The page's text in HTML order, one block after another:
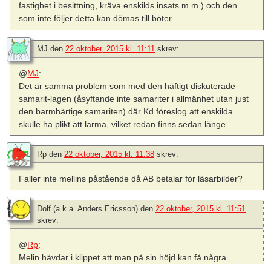
fastighet i besittning, kräva enskilds insats m.m.) och den
som inte följer detta kan dömas till böter.
MJ den 22 oktober, 2015 kl. 11:11 skrev:
@MJ:
Det är samma problem som med den häftigt diskuterade
samarit-lagen (åsyftande inte samariter i allmänhet utan just
den barmhärtige samariten) där Kd föreslog att enskilda
skulle ha plikt att larma, vilket redan finns sedan länge.
Rp den 22 oktober, 2015 kl. 11:38 skrev:
Faller inte mellins påstående då AB betalar för läsarbilder?
Dolf (a.k.a. Anders Ericsson) den 22 oktober, 2015 kl. 11:51
skrev:
@Rp:
Melin hävdar i klippet att man på sin höjd kan få några